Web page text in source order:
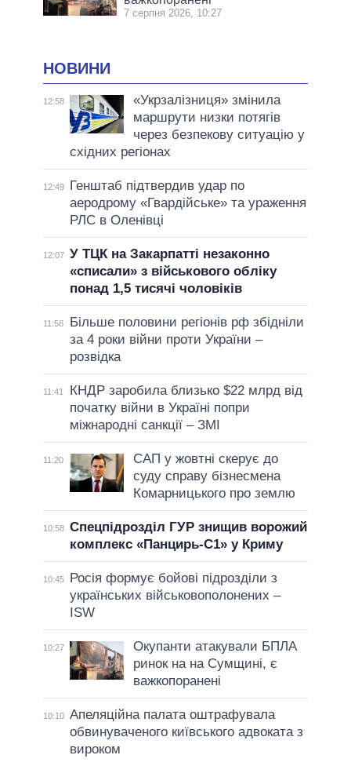
7 серпня 2026, 10:27
НОВИНИ
12:58
«Укрзалізниця» змінила
маршрути низки потягів
через безпекову ситуацію у
східних регіонах
12:49
Генштаб підтвердив удар по
аеродрому «Гвардійське» та ураження
РЛС в Оленівці
12:07 У ТЦК на Закарпатті незаконно
«списали» з військового обліку
понад 1,5 тисячі чоловіків
11:58
Більше половини регіонів рф збідніли
за 4 роки війни проти України –
розвідка
11:41
КНДР заробила близько $22 млрд від
початку війни в Україні попри
міжнародні санкції – ЗМІ
11:20
САП у жовтні скерує до
суду справу бізнесмена
Комарницького про землю
10:58 Спецпідрозділ ГУР знищив ворожий
комплекс «Панцирь-С1» у Криму
10:45
Росія формує бойові підрозділи з
українських військовополонених –
ISW
10:27
Окупанти атакували БПЛА
ринок на на Сумщині, є
важкопоранені
10:10 Апеляційна палата оштрафувала
обвинуваченого київського адвоката з
вироком